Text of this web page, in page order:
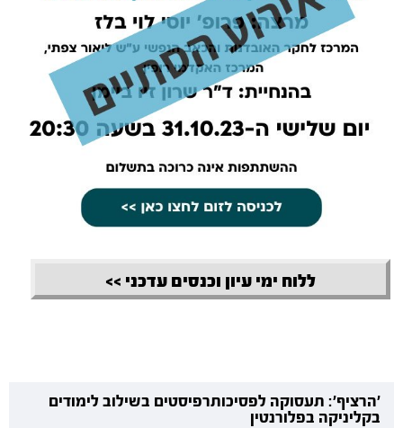
ללוח ימי עיון וכנסים עדכני >>
'הרציף': תעסוקה לפסיכותרפיסטים בשילוב לימודים
בקליניקה בפלורנטין